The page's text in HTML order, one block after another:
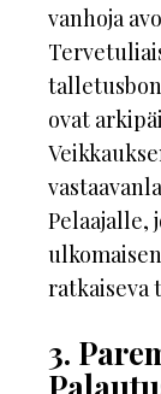
vanhoja
ovat
Pelaajalle,
ratkaiseva
3.